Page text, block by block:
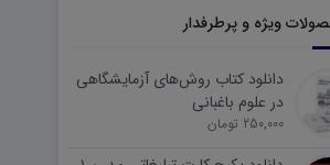
ویژه و پرطرفدار
دانلود کتاب روش‌های آزمایشگاهی
در علوم باغبانی
250,000 تومان